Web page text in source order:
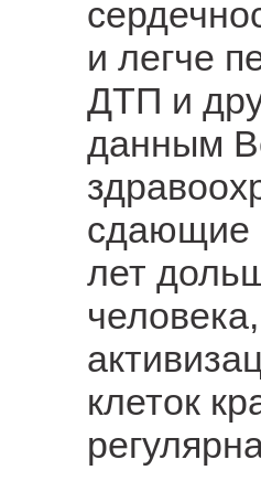
и легче
ДТП и
данным
сдающие
лет
клеток